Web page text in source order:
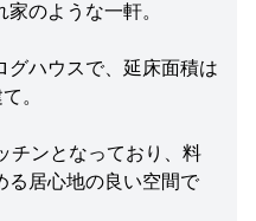
のような一軒。
グハウスで、延床面積は
。
チンとなっており、料
る居心地の良い空間で